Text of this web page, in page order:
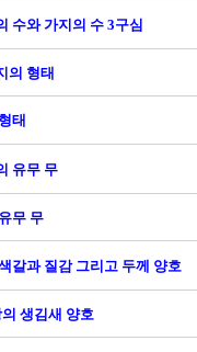
수와 가지의 수 3구심
의 형태
태
유무 무
무 무
갈과 질감 그리고 두께 양호
생김새 양호